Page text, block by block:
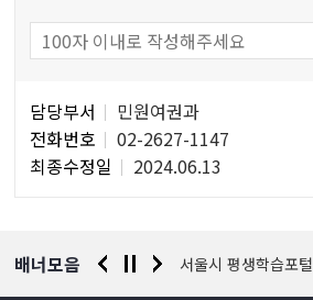
당
자
정
담당부서
민원여권과
전화번호
02-2627-1147
최종수정일
2024.06.13
배너모음
찰청 유실물 통합포털 서울시 평생학습포털